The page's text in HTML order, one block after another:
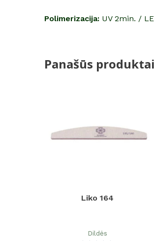
Polimerizacija: UV 2min. /
Panašūs produktai
Liko 164
Dildės